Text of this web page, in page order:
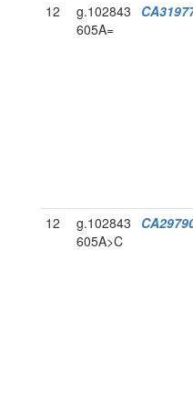
12
g.102843
605A=
12
g.102843
605A>C